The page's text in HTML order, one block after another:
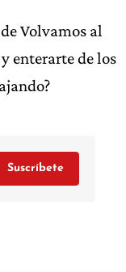
Volvamos al
enterarte de los
Suscríbete